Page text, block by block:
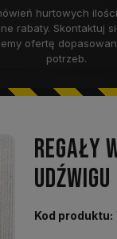
hurtowych
rabaty. Skontaktuj
ofertę
potrzeb.
REGAŁY
UDŹWIGU
Kod produktu: